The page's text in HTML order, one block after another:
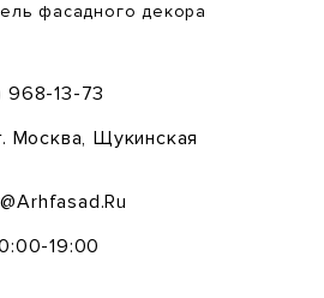
фасадного декора
968-13-73
Москва, Щукинская
19:00